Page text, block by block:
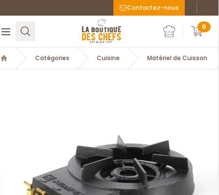
Contactez-nous
Ouvrir le menuRechercher
La Boutique des chefs
Mon compte
Mon
0
Accueil
Catégories Cuisine Matériel de Cuisson